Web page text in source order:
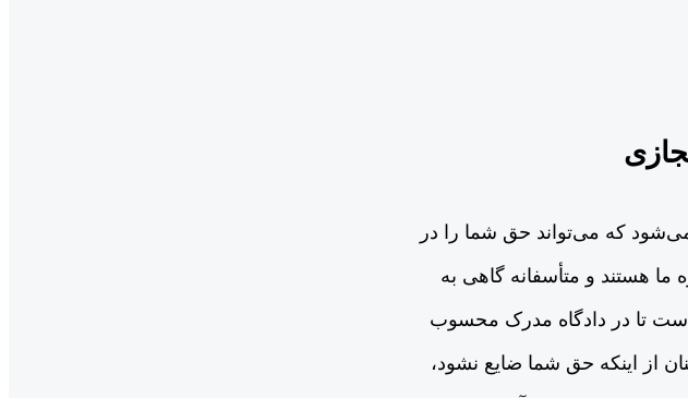
که می‌تواند حق شما را در
ما هستند و متأسفانه گاهی به
تا در دادگاه مدرک محسوب
از اینکه حق شما ضایع نشود،